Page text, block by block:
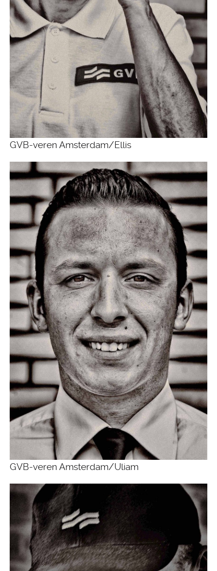
GVB-veren Amsterdam/Ellis
GVB-veren Amsterdam/Uliam